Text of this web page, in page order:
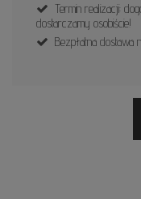
Termin realizacji:
dostarczamy osobiście!
Bezpłatna dostawa